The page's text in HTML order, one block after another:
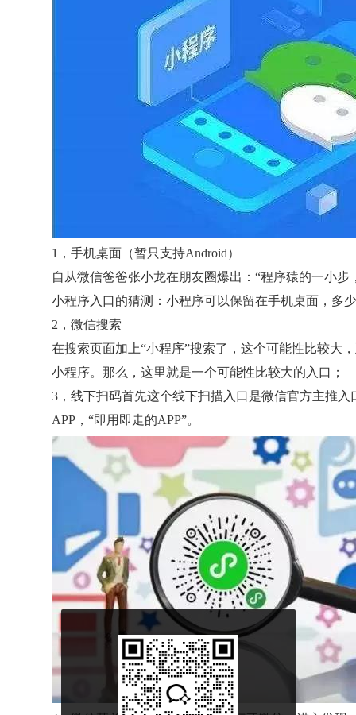
1，手机桌面（暂只支持Android）
自从微信爸爸张小龙在朋友圈爆出：“程序猿的一小
小程序入口的猜测：小程序可以保留在手机桌面，多
2，微信搜索
在搜索页面加上“小程序”搜索了，这个可能性比较大
小程序。那么，这里就是一个可能性比较大的入口；
3，线下扫码首先这个线下扫描入口是微信官方主推
APP，“即用即走的APP”。